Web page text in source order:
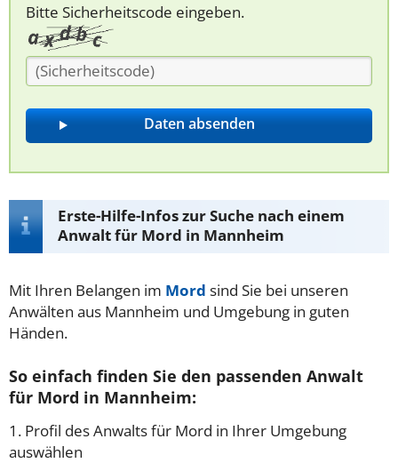
Bitte Sicherheitscode eingeben.
Erste-Hilfe-Infos zur Suche nach einem
Anwalt für Mord in Mannheim
Mit Ihren Belangen im Mord sind Sie bei unseren
Anwälten aus Mannheim und Umgebung in guten
Händen.
So einfach finden Sie den passenden Anwalt
für Mord in Mannheim:
1. Profil des Anwalts für Mord in Ihrer Umgebung
auswählen